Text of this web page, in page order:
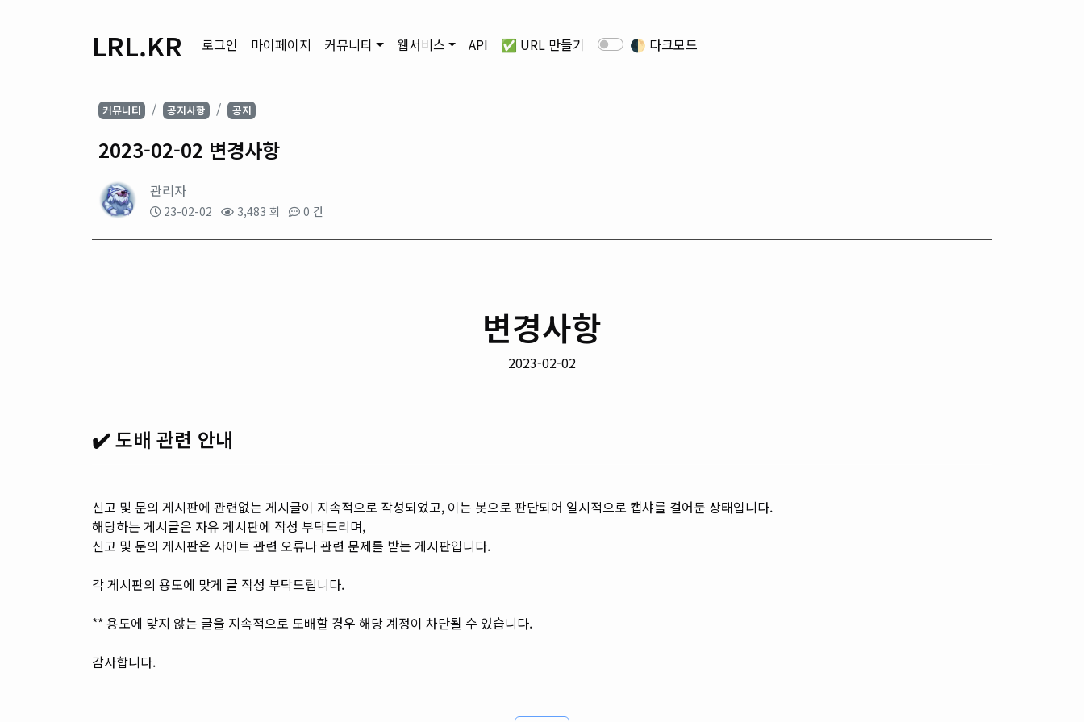
LRL.KR 로그인 마이페이지 커뮤니티 웹서비스 API ✅ URL 만들기 🌓 다크모드
커뮤니티 공지사항 공지
2023-02-02 변경사항
관리자
23-02-02 3,483 회 0 건
변경사항
2023-02-02
✔️ 도배 관련 안내
신고 및 문의 게시판에 관련없는 게시글이 지속적으로 작성되었고, 이는 봇으로 판단되어 일시적으로 캡챠를 걸어둔 상태입니다.
해당하는 게시글은 자유 게시판에 작성 부탁드리며,
신고 및 문의 게시판은 사이트 관련 오류나 관련 문제를 받는 게시판입니다.
각 게시판의 용도에 맞게 글 작성 부탁드립니다.
** 용도에 맞지 않는 글을 지속적으로 도배할 경우 해당 계정이 차단될 수 있습니다.
감사합니다.